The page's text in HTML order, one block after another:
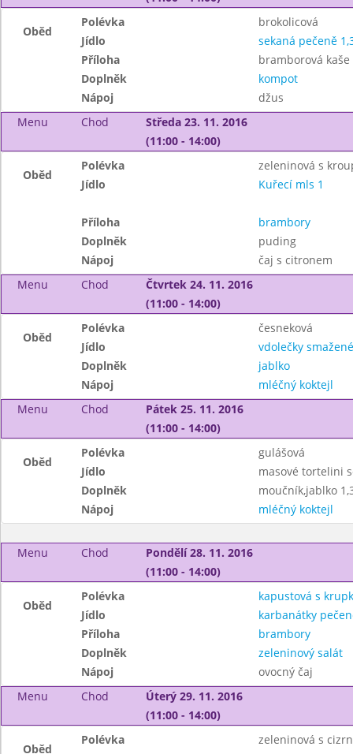
Oběd
Polévka
brokolicová
Jídlo
sekaná pečeně
Příloha
bramborová kaše
Doplněk
kompot
Nápoj
džus
Menu
Chod
Středa 23. 11. 2016
(11:00 - 14:00)
Oběd
Polévka
zeleninová s
Jídlo
Kuřecí mls 1
Příloha
brambory
Doplněk
puding
Nápoj
čaj s citronem
Menu
Chod
Čtvrtek 24. 11. 2016
(11:00 - 14:00)
Oběd
Polévka
česneková
Jídlo
vdolečky smažené
Doplněk
jablko
Nápoj
mléčný koktejl
Menu
Chod
Pátek 25. 11. 2016
(11:00 - 14:00)
Oběd
Polévka
gulášová
Jídlo
masové tortelini
Doplněk
moučník,jablko
Nápoj
mléčný koktejl
Menu Chod
Pondělí 28. 11. 2016
(11:00 - 14:00)
Oběd
Polévka
kapustová s
Jídlo
karbanátky
Příloha
brambory
Doplněk
zeleninový salát
Nápoj
ovocný čaj
Menu
Chod
Úterý 29. 11. 2016
(11:00 - 14:00)
Oběd
Polévka
zeleninová s